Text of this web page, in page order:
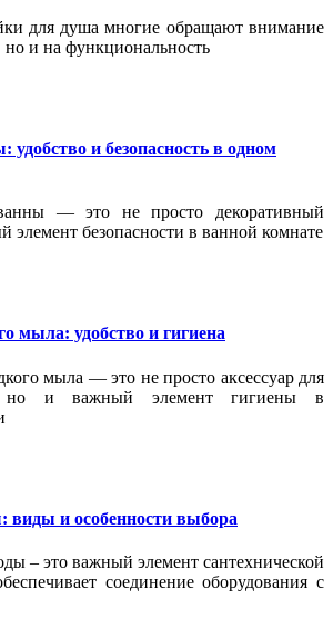
для душа многие обращают внимание
но и на функциональность
и безопасность в одном
— это не просто декоративный
элемент безопасности в ванной комнате
мыла: удобство и гигиена
мыла — это не просто аксессуар для
но и важный элемент гигиены в
виды и особенности выбора
– это важный элемент сантехнической
соединение оборудования с